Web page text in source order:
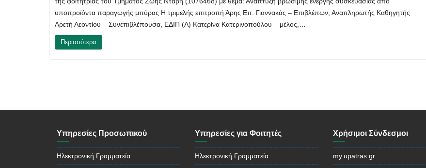
υποπροϊόντα παραγωγής μπύρας Η τριμελής επιτροπή Άρης Επ. Γιαννακάς – Επιβλέπων, Αναπληρωτής Καθηγητής
Αρετή Λεοντίου – Συνεπιβλέπουσα, ΕΔΙΠ (Α) Κατερίνα Κατερινοπούλου – μέλος,…
Περισσότερα
Υπηρεσίες Προσωπικού
Ηλεκτρονική Γραμματεία
Υπηρεσίες για Φοιτητές
Ηλεκτρονική Γραμματεία
Χρήσιμοι Σύνδεσμοι
my.upatras.gr